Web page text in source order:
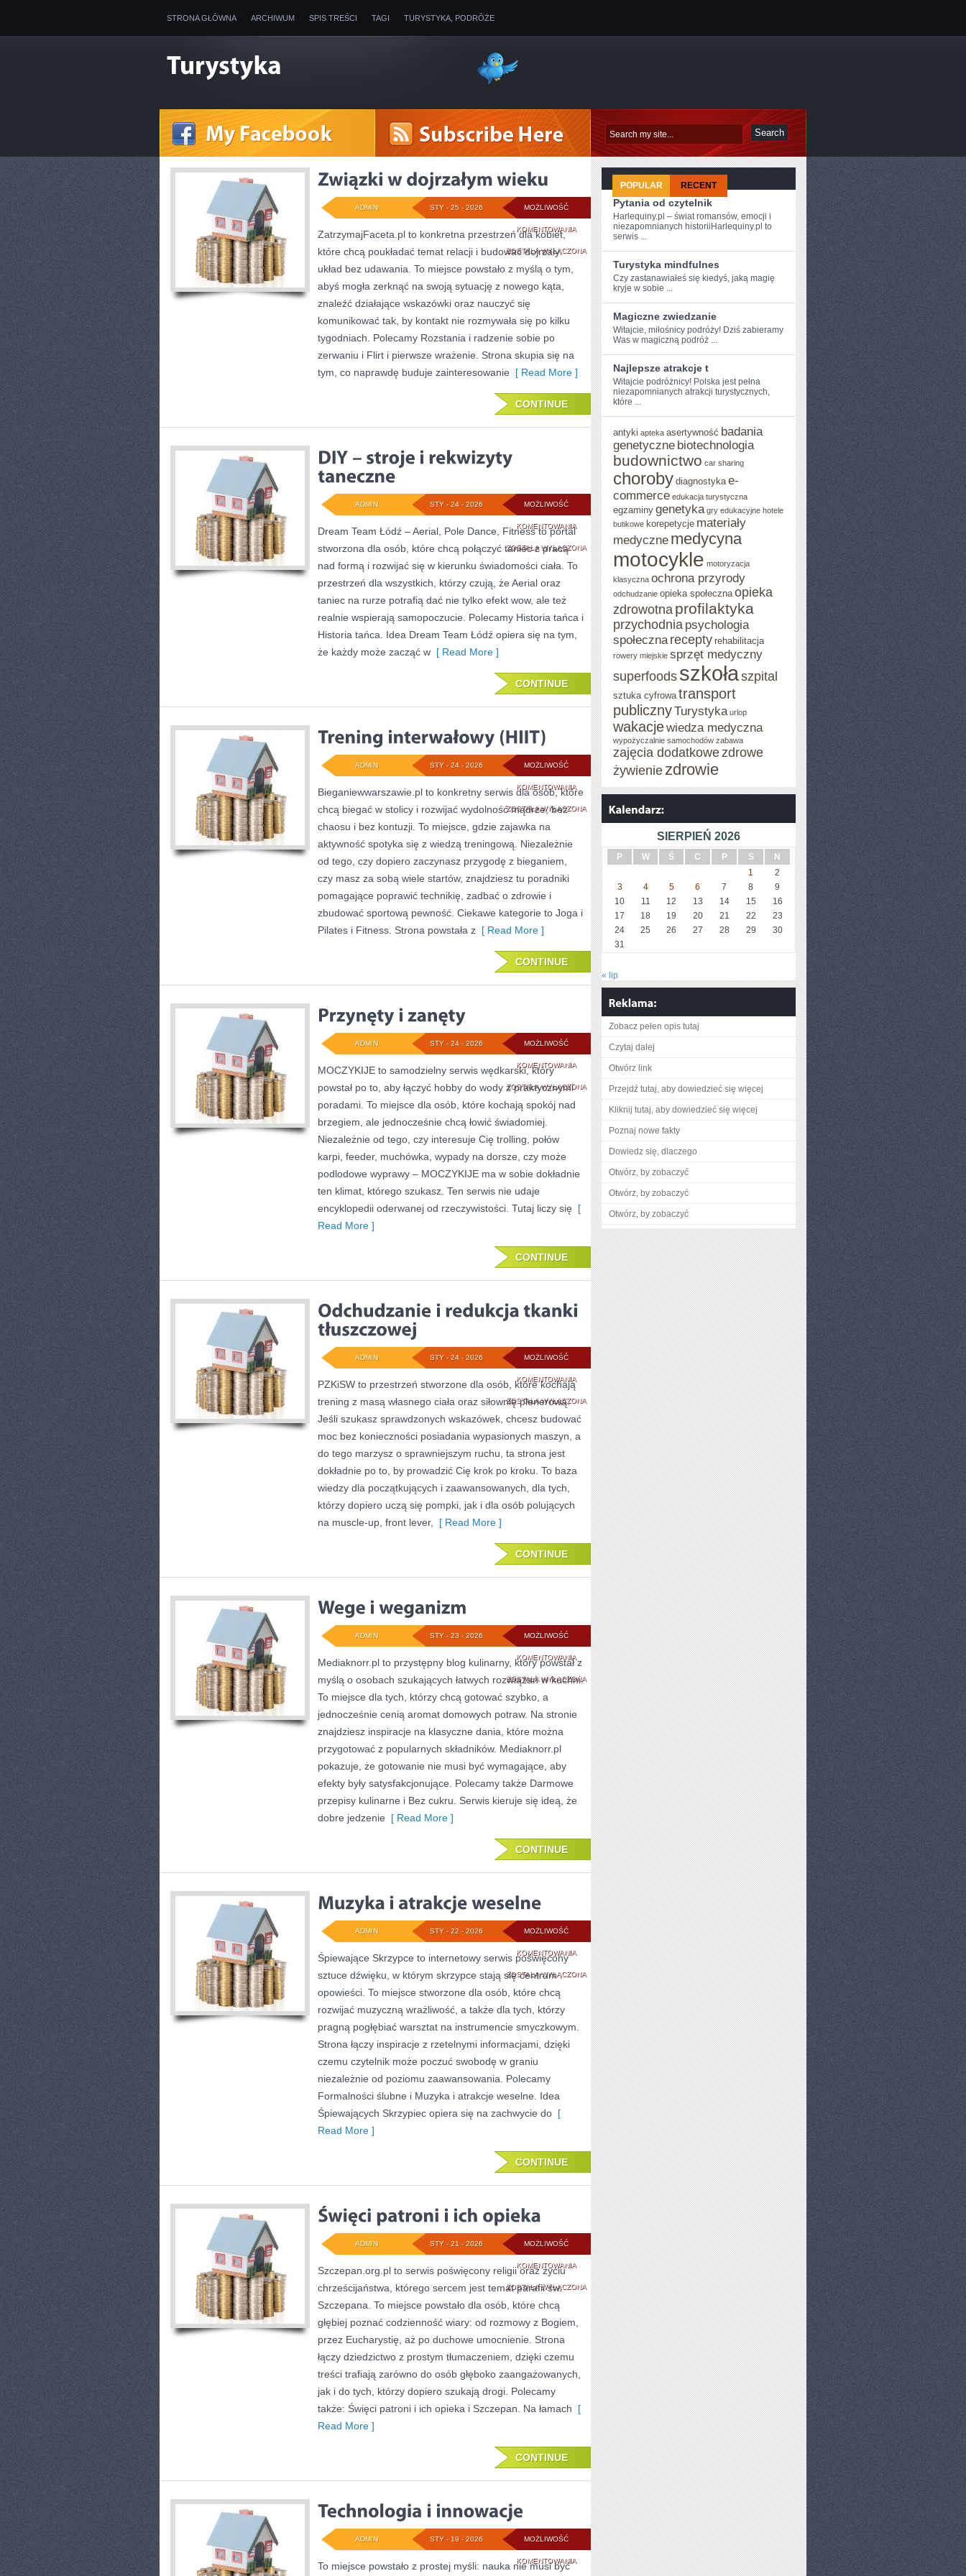
STRONA GŁÓWNA ARCHIWUM SPIS TREŚCI TAGI TURYSTYKA, PODRÓŻE
MOŻLIWOŚĆ
KOMENTOWANIAZWIĄZKI
W
DOJRZAŁYM
WIEKU
ZOSTAŁA WYŁĄCZONA
STY - 25 - 2026
ADMIN
ZatrzymajFaceta.pl to konkretna przestrzeń dla kobiet,
które chcą poukładać temat relacji i budować dojrzały
układ bez udawania. To miejsce powstało z myślą o tym,
abyś mogła zerknąć na swoją sytuację z nowego kąta,
znaleźć działające wskazówki oraz nauczyć się
komunikować tak, by kontakt nie rozmywała się po kilku
tygodniach. Polecamy Rozstania i radzenie sobie po
zerwaniu i Flirt i pierwsze wrażenie. Strona skupia się na
tym, co naprawdę buduje zainteresowanie [ Read More ]
CONTINUE
MOŻLIWOŚĆ
KOMENTOWANIADIY
–
STROJE
REKWIZYTY
TANECZNE
ZOSTAŁA WYŁĄCZONA
STY - 24 - 2026
ADMIN
Dream Team Łódź – Aerial, Pole Dance, Fitness to portal
stworzona dla osób, które chcą połączyć taniec z pracą
nad formą i rozwijać się w kierunku świadomości ciała. To
przestrzeń dla wszystkich, którzy czują, że Aerial oraz
taniec na rurze potrafią dać nie tylko efekt wow, ale też
realnie wspierają samopoczucie. Polecamy Historia tańca i
Historia tańca. Idea Dream Team Łódź opiera się na tym,
że każdy może zacząć w [ Read More ]
CONTINUE
MOŻLIWOŚĆ
KOMENTOWANIATRENING
INTERWAŁOWY
(HIIT)
ZOSTAŁA WYŁĄCZONA
STY - 24 - 2026
ADMIN
Bieganiewwarszawie.pl to konkretny serwis dla osób, które
chcą biegać w stolicy i rozwijać wydolność mądrze, bez
chaosu i bez kontuzji. To miejsce, gdzie zajawka na
aktywność spotyka się z wiedzą treningową. Niezależnie
od tego, czy dopiero zaczynasz przygodę z bieganiem,
czy masz za sobą wiele startów, znajdziesz tu poradniki
pomagające poprawić technikię, zadbać o zdrowie i
zbudować sportową pewność. Ciekawe kategorie to Joga i
Pilates i Fitness. Strona powstała z [ Read More ]
CONTINUE
MOŻLIWOŚĆ
KOMENTOWANIAPRZYNĘTY
I
ZANĘTY
ZOSTAŁA WYŁĄCZONA
STY - 24 - 2026
ADMIN
MOCZYKIJE to samodzielny serwis wędkarski, który
powstał po to, aby łączyć hobby do wody z praktycznymi
poradami. To miejsce dla osób, które kochają spokój nad
brzegiem, ale jednocześnie chcą łowić świadomiej.
Niezależnie od tego, czy interesuje Cię trolling, połów
karpi, feeder, muchówka, wypady na dorsze, czy może
podlodowe wyprawy – MOCZYKIJE ma w sobie dokładnie
ten klimat, którego szukasz. Ten serwis nie udaje
encyklopedii oderwanej od rzeczywistości. Tutaj liczy się [
Read More ]
CONTINUE
MOŻLIWOŚĆ
KOMENTOWANIAODCHUDZANIE
I
REDUKCJA
TKANKI
TŁUSZCZOWEJ
ZOSTAŁA WYŁĄCZONA
STY - 24 - 2026
ADMIN
PZKiSW to przestrzeń stworzone dla osób, które kochają
trening z masą własnego ciała oraz siłownię plenerową.
Jeśli szukasz sprawdzonych wskazówek, chcesz budować
moc bez konieczności posiadania wypasionych maszyn, a
do tego marzysz o sprawniejszym ruchu, ta strona jest
dokładnie po to, by prowadzić Cię krok po kroku. To baza
wiedzy dla początkujących i zaawansowanych, dla tych,
którzy dopiero uczą się pompki, jak i dla osób polujących
na muscle-up, front lever,
[ Read More ]
CONTINUE
MOŻLIWOŚĆ
KOMENTOWANIAWEGE
I
WEGANIZM
ZOSTAŁA WYŁĄCZONA
STY - 23 - 2026
ADMIN
Mediaknorr.pl to przystępny blog kulinarny, który powstał z
myślą o osobach szukających łatwych rozwiązań w kuchni.
To miejsce dla tych, którzy chcą gotować szybko, a
jednocześnie cenią aromat domowych potraw. Na stronie
znajdziesz inspiracje na klasyczne dania, które można
przygotować z popularnych składników. Mediaknorr.pl
pokazuje, że gotowanie nie musi być wymagające, aby
efekty były satysfakcjonujące. Polecamy także Darmowe
przepisy kulinarne i Bez cukru. Serwis kieruje się ideą, że
dobre jedzenie [ Read More ]
CONTINUE
MOŻLIWOŚĆ
KOMENTOWANIAMUZYKA
I
ATRAKCJE
WESELNE
ZOSTAŁA WYŁĄCZONA
STY - 22 - 2026
ADMIN
Śpiewające Skrzypce to internetowy serwis poświęcony
sztuce dźwięku, w którym skrzypce stają się centrum
opowieści. To miejsce stworzone dla osób, które chcą
rozwijać muzyczną wrażliwość, a także dla tych, którzy
pragną pogłębiać warsztat na instrumencie smyczkowym.
Strona łączy inspiracje z rzetelnymi informacjami, dzięki
czemu czytelnik może poczuć swobodę w graniu
niezależnie od poziomu zaawansowania. Polecamy
Formalności ślubne i Muzyka i atrakcje weselne. Idea
Śpiewających Skrzypiec opiera się na zachwycie do [
Read More ]
CONTINUE
MOŻLIWOŚĆ
KOMENTOWANIAŚWIĘCI
PATRONI
ICH
OPIEKA
ZOSTAŁA WYŁĄCZONA
STY - 21 - 2026
ADMIN
Szczepan.org.pl to serwis poświęcony religii oraz życiu
chrześcijaństwa, którego sercem jest temat parafii św.
Szczepana. To miejsce powstało dla osób, które chcą
głębiej poznać codzienność wiary: od rozmowy z Bogiem,
przez Eucharystię, aż po duchowe umocnienie. Strona
łączy dziedzictwo z prostym tłumaczeniem, dzięki czemu
treści trafiają zarówno do osób głęboko zaangażowanych,
jak i do tych, którzy dopiero szukają drogi. Polecamy
także: Święci patroni i ich opieka i Szczepan. Na łamach [
Read More ]
CONTINUE
MOŻLIWOŚĆ
KOMENTOWANIATECHNOLOGIA
STY - 19 - 2026
ADMIN
To miejsce powstało z prostej myśli: nauka nie musi być
POPULAR RECENT
Pytania od czytelnik
Harlequiny.pl – świat romansów, emocji i
niezapomnianych historiiHarlequiny.pl to
serwis ...
Turystyka mindfulnes
Czy zastanawiałeś‍ się kiedyś,‍ jaką magię
⁤kryje w sobie ...
Magiczne zwiedzanie
Witajcie, miłośnicy podróży! Dziś zabieramy
Was w magiczną podróż ...
Najlepsze atrakcje t
Witajcie podróżnicy! Polska jest pełna
niezapomnianych atrakcji turystycznych,
które ...
antyki apteka asertywność badania
genetyczne biotechnologia
budownictwo car sharing
choroby diagnostyka e-
commerce edukacja turystyczna
egzaminy genetyka gry edukacyjne hotele
butikowe korepetycje materiały
medyczne medycyna
motocykle motoryzacja
klasyczna ochrona przyrody
odchudzanie opieka społeczna opieka
zdrowotna profilaktyka
przychodnia psychologia
społeczna recepty rehabilitacja
rowery miejskie sprzęt medyczny
superfoods szkołaszpital
sztuka cyfrowa transport
publicznyTurystyka urlop
wakacjewiedza medyczna
wypożyczalnie samochodów zabawa
zajęcia dodatkowezdrowe
żywienie zdrowie
SIERPIEŃ 2026
P W Ś C P S
N
1
2
3
4 5 6 7 8
9
10
11 12 13 14 15
16
17
18 19 20 21 22
23
24
25 26 27 28 29
30
31
« lip
Zobacz pełen opis tutaj
Czytaj dalej
Otwórz link
Przejdź tutaj, aby dowiedzieć się więcej
Kliknij tutaj, aby dowiedzieć się więcej
Poznaj nowe fakty
Dowiedz się, dlaczego
Otwórz, by zobaczyć
Otwórz, by zobaczyć
Otwórz, by zobaczyć